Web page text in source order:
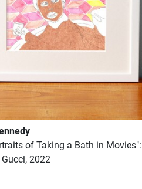
of Taking a Bath in Movies":
2022